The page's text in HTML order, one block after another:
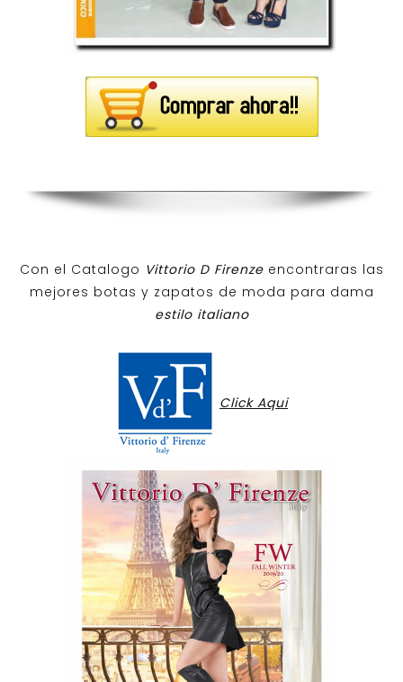
Con el Catalogo Vittorio D Firenzeencontraras las
mejores botas y zapatos de moda para dama
estilo italiano
Click Aqui